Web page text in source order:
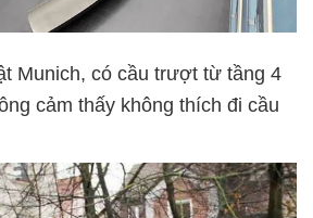
Munich, có cầu trượt từ tầng 4
cảm thấy không thích đi cầu